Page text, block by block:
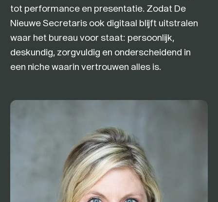
tot performance en presentatie. Zodat De
Nieuwe Secretaris ook digitaal blijft uitstralen
waar het bureau voor staat: persoonlijk,
deskundig, zorgvuldig en onderscheidend in
een niche waarin vertrouwen alles is.